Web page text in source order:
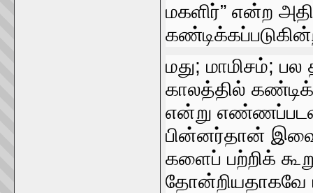
மகளிர்‌” என்ற
மது; மாமிசம்‌;
காலத்தில்‌
என்று
பின்னர்தான்‌
களைப்‌ பற்றிக்‌
தோன்றியதாகவே